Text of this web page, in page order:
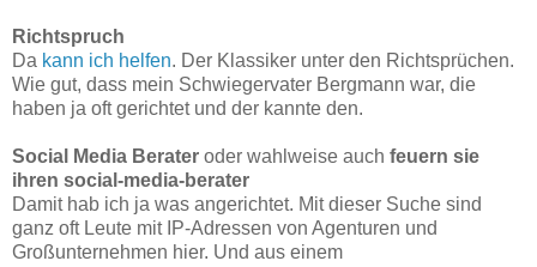
Richtspruch
Da kann ich helfen. Der Klassiker unter den Richtsprüchen.
Wie gut, dass mein Schwiegervater Bergmann war, die
haben ja oft gerichtet und der kannte den.
Social Media Berater oder wahlweise auch feuern sie
ihren social-media-berater
Damit hab ich ja was angerichtet. Mit dieser Suche sind
ganz oft Leute mit IP-Adressen von Agenturen und
Großunternehmen hier. Und aus einem